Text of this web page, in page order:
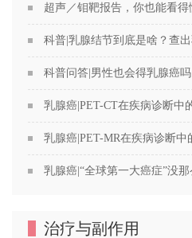
超声／钼靶报告，你也能看得
科普|乳腺结节到底是啥？查
科普问答|男性也会得乳腺癌吗
乳腺癌|PET-CT在疾病诊断中
乳腺癌|PET-MR在疾病诊断中
治疗与副作用